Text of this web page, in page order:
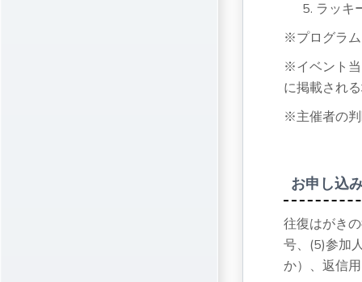
ラッキ
※プログラ
※イベント
に掲載され
※主催者の
お申し込
往復はがき
号、(5)参加
か）、返信